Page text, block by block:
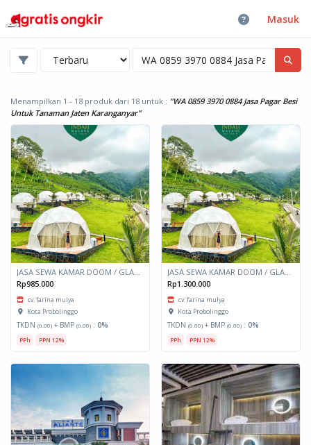
Masuk
Menampilkan 1 - 18 produk dari 18 untuk : "WA 0859 3970 0884 Jasa Pagar Besi
Untuk Tanaman Jaten Karanganyar"
Rp985.000
cv. farina mulya
Kota Probolinggo
TKDN (0.00) + BMP (0.00) : 0%
PPh PPN 12%
Rp1.300.000
cv. farina mulya
Kota Probolinggo
TKDN (0.00) + BMP (0.00) : 0%
PPh PPN 12%